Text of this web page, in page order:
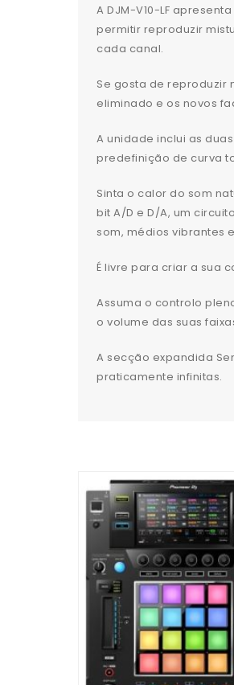
A DJM-V10-LF
permitir reproduzir
cada canal.
Se gosta de reproduzir
eliminado e os novos
A unidade inclui as
predefinição de curva
Sinta o calor do som
bit A/D e D/A, um
som, médios vibrantes
É livre para criar a sua
Assuma o controlo
o volume das suas
A secção expandida
praticamente infinitas.